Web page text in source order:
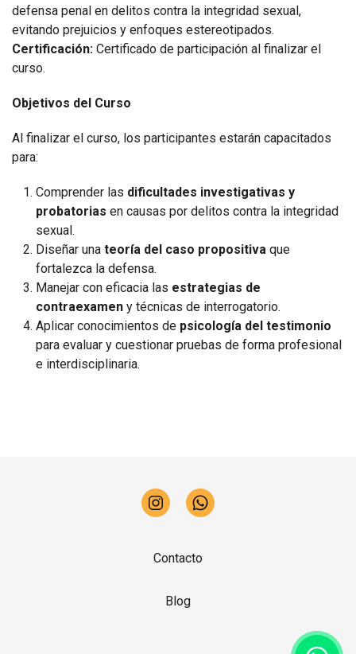
defensa penal en delitos contra la integridad sexual,
evitando prejuicios y enfoques estereotipados.
Certificación: Certificado de participación al finalizar el
curso.
Objetivos del Curso
Al finalizar el curso, los participantes estarán capacitados
para:
Comprender las dificultades investigativas y
probatorias en causas por delitos contra la integridad
sexual.
Diseñar una teoría del caso propositiva que
fortalezca la defensa.
Manejar con eficacia las estrategias de
contraexamen y técnicas de interrogatorio.
Aplicar conocimientos de psicología del testimonio
para evaluar y cuestionar pruebas de forma profesional
e interdisciplinaria.
Contacto
Blog